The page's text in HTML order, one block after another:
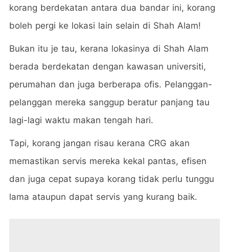
korang berdekatan antara dua bandar ini, korang
boleh pergi ke lokasi lain selain di Shah Alam!
Bukan itu je tau, kerana lokasinya di Shah Alam
berada berdekatan dengan kawasan universiti,
perumahan dan juga berberapa ofis. Pelanggan-
pelanggan mereka sanggup beratur panjang tau
lagi-lagi waktu makan tengah hari.
Tapi, korang jangan risau kerana CRG akan
memastikan servis mereka kekal pantas, efisen
dan juga cepat supaya korang tidak perlu tunggu
lama ataupun dapat servis yang kurang baik.